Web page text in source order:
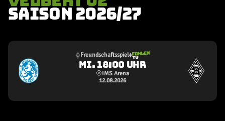
SAISON 2026/27
Freundschaftsspiel
MI. 18:00 UHR
IMS Arena
12.08.2026